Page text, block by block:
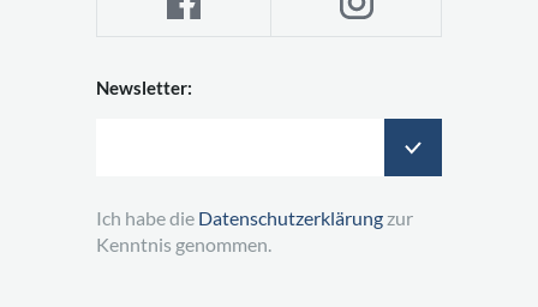
Newsletter:
Ich habe die Datenschutzerklärung zur
Kenntnis genommen.